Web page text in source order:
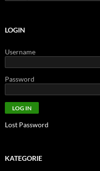
LOGIN
Username
Password
Lost Password
KATEGORIE